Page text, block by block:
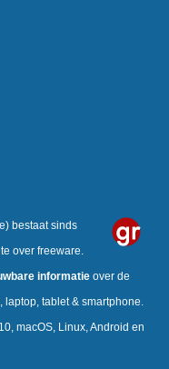
bestaat sinds
over freeware.
informatieover de
laptop, tablet & smartphone.
macOS, Linux, Android en